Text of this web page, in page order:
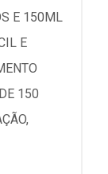
E 150ML
E
150